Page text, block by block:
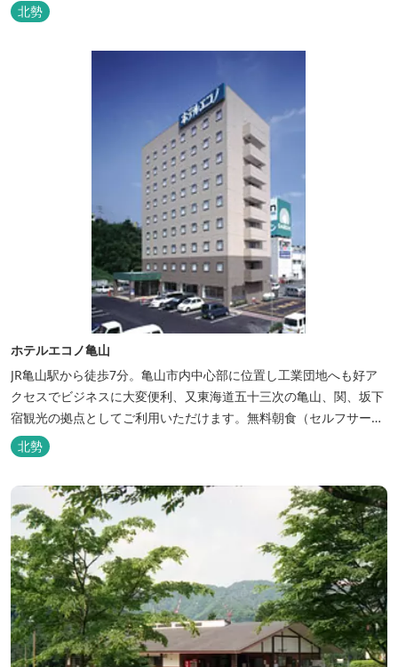
北勢
ホテルエコノ亀山
JR亀山駅から徒歩7分。亀山市内中心部に位置し工業団地へも好ア
クセスでビジネスに大変便利、又東海道五十三次の亀山、関、坂下
宿観光の拠点としてご利用いただけます。無料朝食（セルフサービ
ス）、無料駐車場付で低価格な高機能ホテルです。
北勢